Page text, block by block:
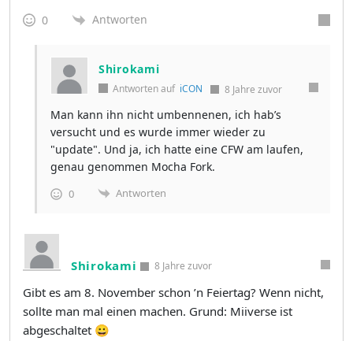
0 Antworten
Shirokami
Antworten auf iCON 8 Jahre zuvor
Man kann ihn nicht umbennenen, ich hab’s
versucht und es wurde immer wieder zu
"update". Und ja, ich hatte eine CFW am laufen,
genau genommen Mocha Fork.
0 Antworten
Shirokami 8 Jahre zuvor
Gibt es am 8. November schon ’n Feiertag? Wenn nicht,
sollte man mal einen machen. Grund: Miiverse ist
abgeschaltet 😀